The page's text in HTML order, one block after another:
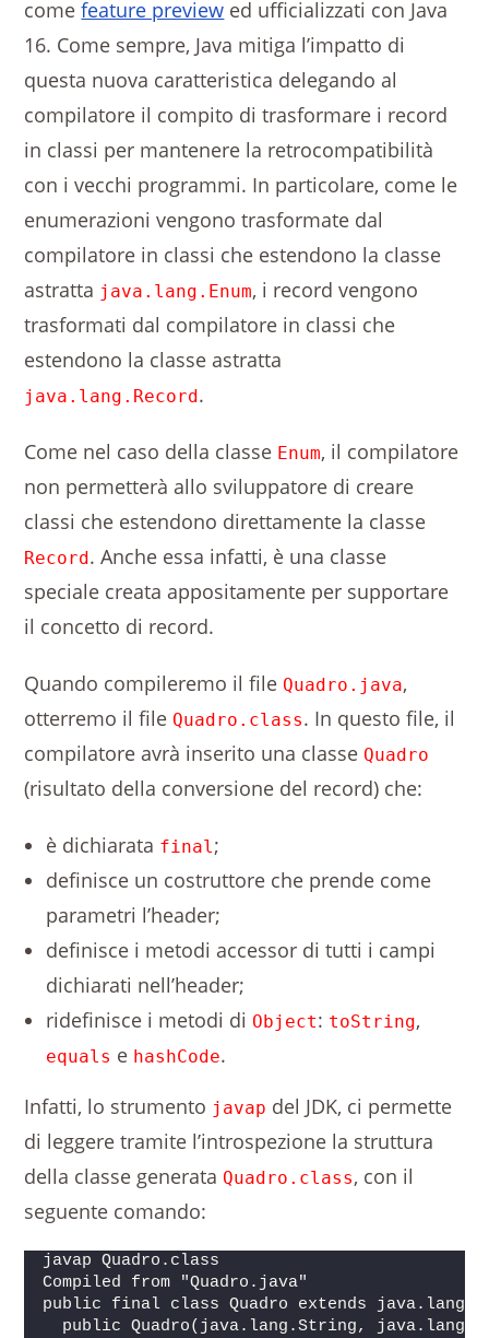
comefeature preview ed ufficializzati con Java
16. Come sempre, Java mitiga l’impatto di
questa nuova caratteristica delegando al
compilatore il compito di trasformare i record
in classi per mantenere la retrocompatibilità
con i vecchi programmi. In particolare, come le
enumerazioni vengono trasformate dal
compilatore in classi che estendono la classe
astratta java.lang.Enum, i record vengono
trasformati dal compilatore in classi che
estendono la classe astratta
java.lang.Record .
Come nel caso della classe Enum, il compilatore
non permetterà allo sviluppatore di creare
classi che estendono direttamente la classe
Record . Anche essa infatti, è una classe
speciale creata appositamente per supportare
il concetto di record.
Quando compileremo il file Quadro.java,
otterremo il file Quadro.class. In questo file, il
compilatore avrà inserito una classe Quadro
(risultato della conversione del record) che:
è dichiarata final;
definisce un costruttore che prende come
parametri l’header;
definisce i metodi accessor di tutti i campi
dichiarati nell’header;
ridefinisce i metodi di Object: toString,
equals e hashCode.
Infatti, lo strumento javap del JDK, ci permette
di leggere tramite l’introspezione la struttura
della classe generata Quadro.class, con il
seguente comando:
javap Quadro.class
Compiled from "Quadro.java"
public final class Quadro extends
public Quadro(java.lang.String,